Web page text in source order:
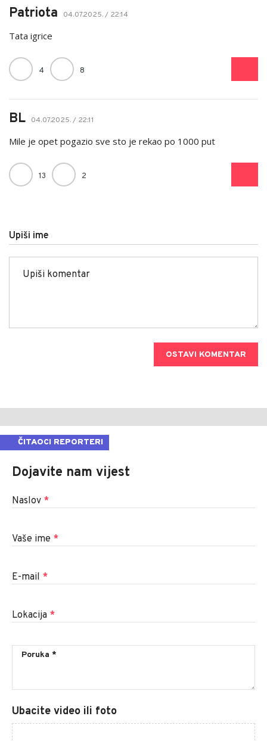
Patriota 04.07.2025. / 22:14
Tata igrice
4 8
BL 04.07.2025. / 22:11
Mile je opet pogazio sve sto je rekao po 1000 put
13 2
Upiši ime
OSTAVI KOMENTAR
ČITAOCI REPORTERI
Dojavite nam vijest
Naslov *
Vaše ime *
E-mail *
Lokacija *
Ubacite video ili foto